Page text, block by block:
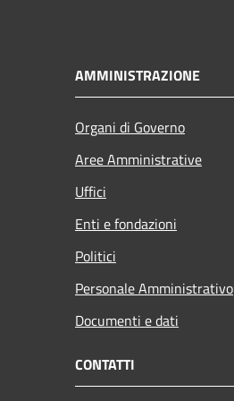
AMMINISTRAZIONE
Organi di Governo
Aree Amministrative
Uffici
Enti e fondazioni
Politici
Personale Amministrativo
Documenti e dati
CONTATTI